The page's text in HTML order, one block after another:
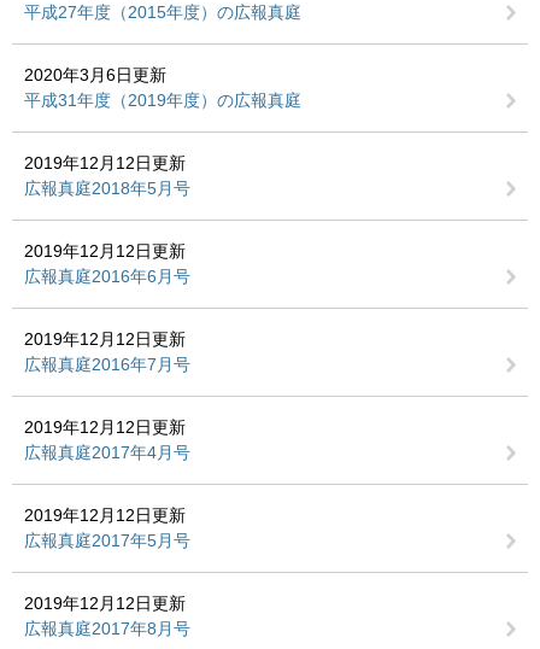
平成27年度（2015年度）の広報真庭
2020年3月6日更新
平成31年度（2019年度）の広報真庭
2019年12月12日更新
広報真庭2018年5月号
2019年12月12日更新
広報真庭2016年6月号
2019年12月12日更新
広報真庭2016年7月号
2019年12月12日更新
広報真庭2017年4月号
2019年12月12日更新
広報真庭2017年5月号
2019年12月12日更新
広報真庭2017年8月号